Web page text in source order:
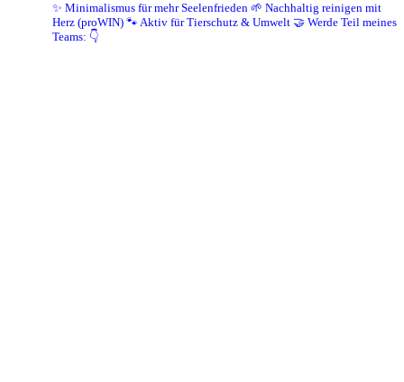
✨ Minimalismus für mehr Seelenfrieden 🌱 Nachhaltig reinigen mit
Herz (proWIN) 🐾 Aktiv für Tierschutz & Umwelt 🤝 Werde Teil meines
Teams: 👇